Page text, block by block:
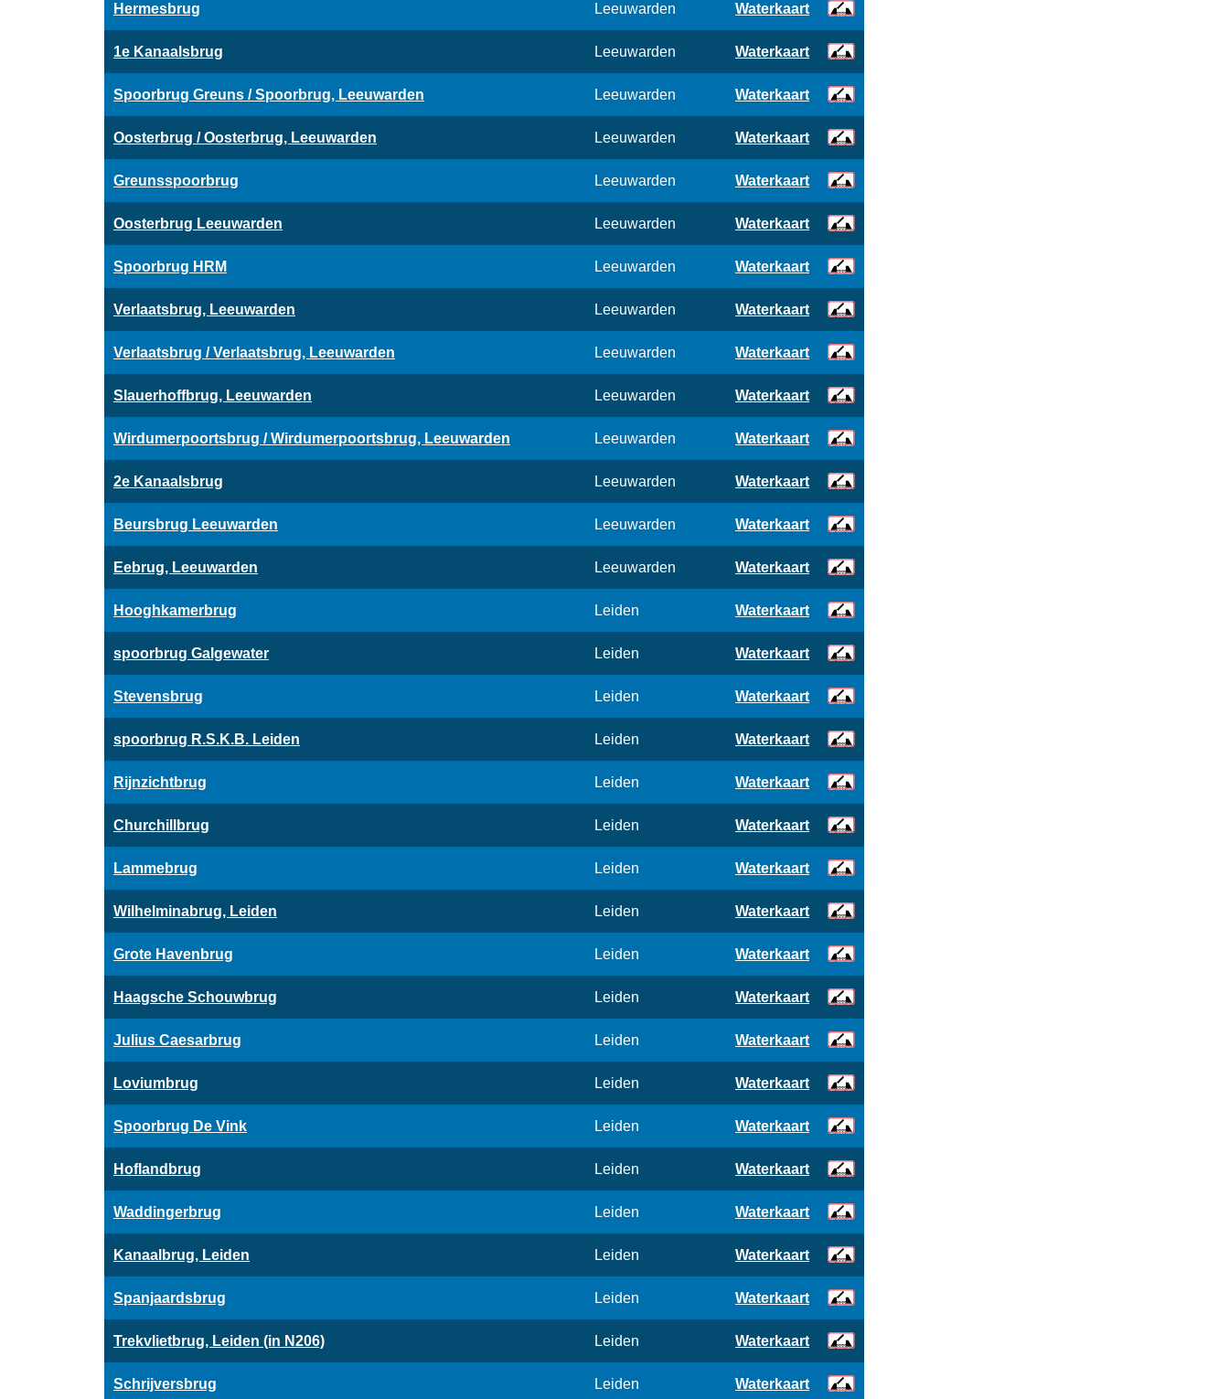
Hermesbrug Leeuwarden Waterkaart
1e Kanaalsbrug Leeuwarden Waterkaart
Spoorbrug Greuns / Spoorbrug, Leeuwarden Leeuwarden Waterkaart
Oosterbrug / Oosterbrug, Leeuwarden Leeuwarden Waterkaart
Greunsspoorbrug Leeuwarden Waterkaart
Oosterbrug Leeuwarden Leeuwarden Waterkaart
Spoorbrug HRM Leeuwarden Waterkaart
Verlaatsbrug, Leeuwarden Leeuwarden Waterkaart
Verlaatsbrug / Verlaatsbrug, Leeuwarden Leeuwarden Waterkaart
Slauerhoffbrug, Leeuwarden Leeuwarden Waterkaart
Wirdumerpoortsbrug / Wirdumerpoortsbrug, Leeuwarden Leeuwarden Waterkaart
2e Kanaalsbrug Leeuwarden Waterkaart
Beursbrug Leeuwarden Leeuwarden Waterkaart
Eebrug, Leeuwarden Leeuwarden Waterkaart
Hooghkamerbrug Leiden Waterkaart
spoorbrug Galgewater Leiden Waterkaart
Stevensbrug Leiden Waterkaart
spoorbrug R.S.K.B. Leiden Leiden Waterkaart
Rijnzichtbrug Leiden Waterkaart
Churchillbrug Leiden Waterkaart
Lammebrug Leiden Waterkaart
Wilhelminabrug, Leiden Leiden Waterkaart
Grote Havenbrug Leiden Waterkaart
Haagsche Schouwbrug Leiden Waterkaart
Julius Caesarbrug Leiden Waterkaart
Loviumbrug Leiden Waterkaart
Spoorbrug De Vink Leiden Waterkaart
Hoflandbrug Leiden Waterkaart
Waddingerbrug Leiden Waterkaart
Kanaalbrug, Leiden Leiden Waterkaart
Spanjaardsbrug Leiden Waterkaart
Trekvlietbrug, Leiden (in N206) Leiden Waterkaart
Schrijversbrug Leiden Waterkaart